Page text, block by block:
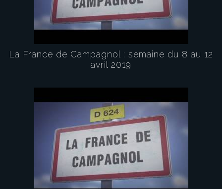
La France de Campagnol : semaine du 8 au 12
avril 2019